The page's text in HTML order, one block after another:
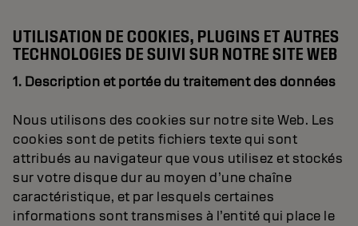
UTILISATION DE COOKIES, PLUGINS ET AUTRES
TECHNOLOGIES DE SUIVI SUR NOTRE SITE WEB
1. Description et portée du traitement des données
Nous utilisons des cookies sur notre site Web. Les
cookies sont de petits fichiers texte qui sont
attribués au navigateur que vous utilisez et stockés
sur votre disque dur au moyen d’une chaîne
caractéristique, et par lesquels certaines
informations sont transmises à l’entité qui place le